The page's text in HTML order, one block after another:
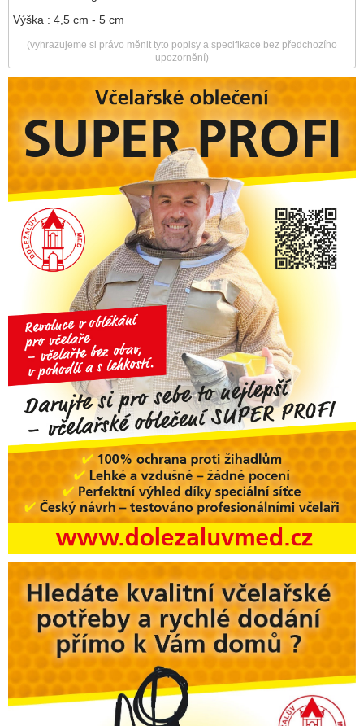
Výška : 4,5 cm - 5 cm
(vyhrazujeme si právo měnit tyto popisy a specifikace bez předchozího
upozornění)